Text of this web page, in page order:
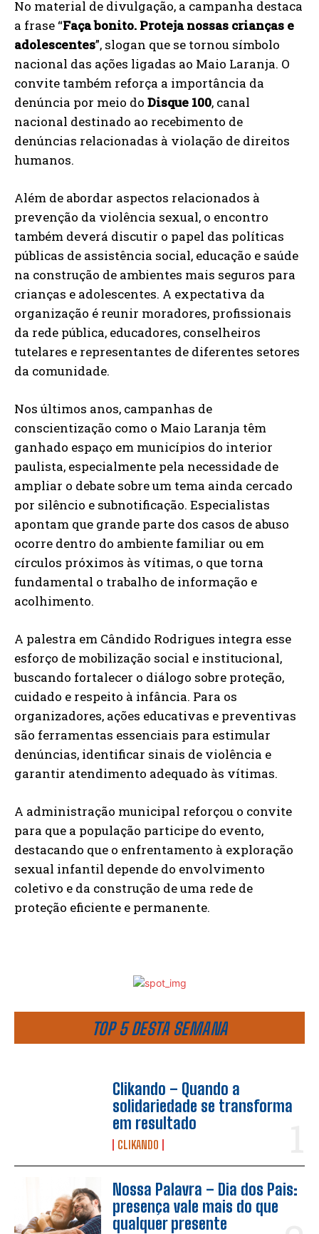
TOP 5 DESTA SEMANA
Clikando – Quando a
solidariedade se transforma
em resultado
CLIKANDO
Nossa Palavra – Dia dos Pais:
presença vale mais do que
qualquer presente
No material de divulgação, a campanha destaca
a frase “Faça bonito. Proteja nossas crianças e
adolescentes”, slogan que se tornou símbolo
nacional das ações ligadas ao Maio Laranja. O
convite também reforça a importância da
denúncia por meio do Disque 100, canal
nacional destinado ao recebimento de
denúncias relacionadas à violação de direitos
humanos.
Além de abordar aspectos relacionados à
prevenção da violência sexual, o encontro
também deverá discutir o papel das políticas
públicas de assistência social, educação e saúde
na construção de ambientes mais seguros para
crianças e adolescentes. A expectativa da
organização é reunir moradores, profissionais
da rede pública, educadores, conselheiros
tutelares e representantes de diferentes setores
da comunidade.
Nos últimos anos, campanhas de
conscientização como o Maio Laranja têm
ganhado espaço em municípios do interior
paulista, especialmente pela necessidade de
ampliar o debate sobre um tema ainda cercado
por silêncio e subnotificação. Especialistas
apontam que grande parte dos casos de abuso
ocorre dentro do ambiente familiar ou em
círculos próximos às vítimas, o que torna
fundamental o trabalho de informação e
acolhimento.
A palestra em Cândido Rodrigues integra esse
esforço de mobilização social e institucional,
buscando fortalecer o diálogo sobre proteção,
cuidado e respeito à infância. Para os
organizadores, ações educativas e preventivas
são ferramentas essenciais para estimular
denúncias, identificar sinais de violência e
garantir atendimento adequado às vítimas.
A administração municipal reforçou o convite
para que a população participe do evento,
destacando que o enfrentamento à exploração
sexual infantil depende do envolvimento
coletivo e da construção de uma rede de
proteção eficiente e permanente.